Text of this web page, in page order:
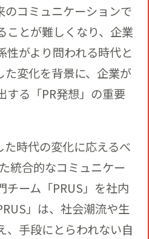
のコミュニケーションで
ことが難しくなり、企業
性がより問われる時代と
た変化を背景に、企業が
する「PR発想」の重要
時代の変化に応えるべ
統合的なコミュニケー
チーム「PRUS」を社内
」は、社会潮流や生
、手段にとらわれない自